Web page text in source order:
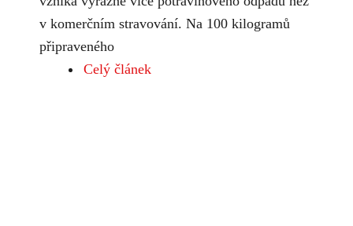
v komerčním stravování. Na 100 kilogramů
připraveného
Celý článek